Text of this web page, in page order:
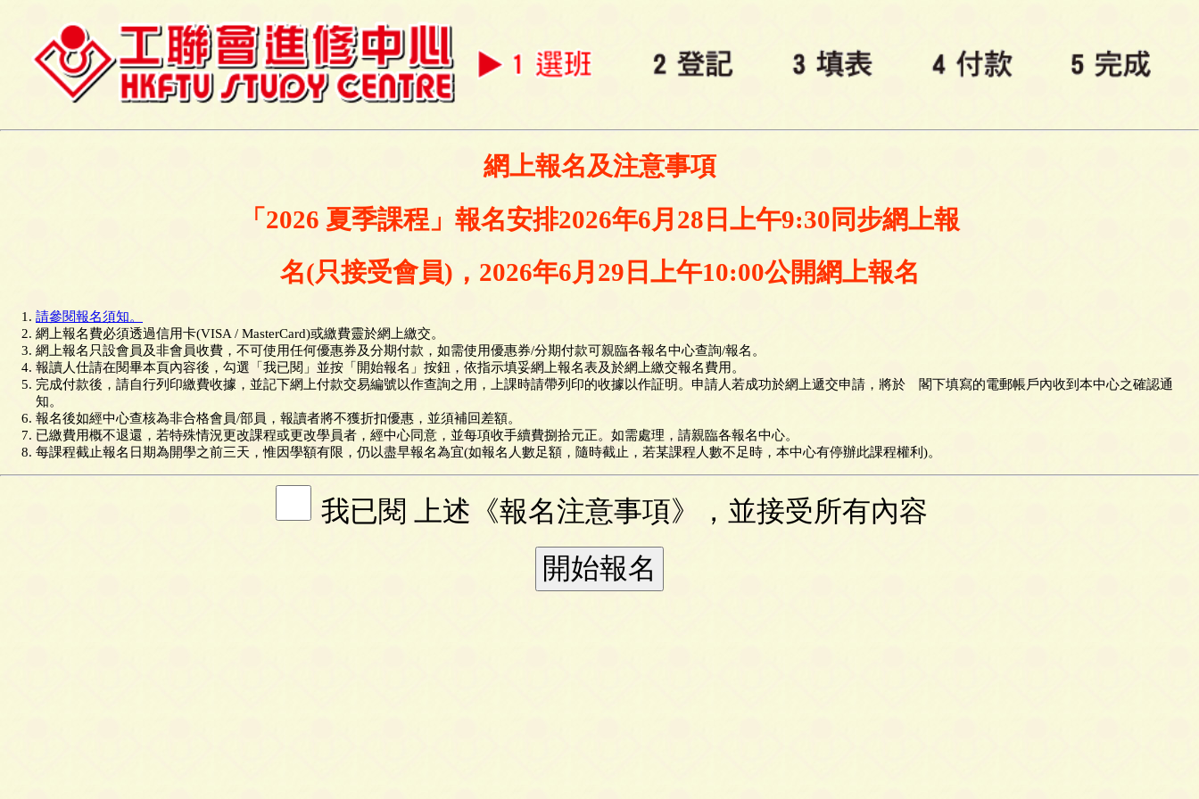
網上報名及注意事項
「2026 夏季課程」報名安排2026年6月28日上午9:30同步網上報
名(只接受會員)，2026年6月29日上午10:00公開網上報名
請參閱報名須知。
網上報名費必須透過信用卡(VISA / MasterCard)或繳費靈於網上繳交。
網上報名只設會員及非會員收費，不可使用任何優惠券及分期付款，如需使用優惠券/分期付款可親臨各報名中心查詢/報名。
報讀人仕請在閱畢本頁內容後，勾選「我已閱」並按「開始報名」按鈕，依指示填妥網上報名表及於網上繳交報名費用。
完成付款後，請自行列印繳費收據，並記下網上付款交易編號以作查詢之用，上課時請帶列印的收據以作証明。申請人若成功於網上遞交申請，將於 閣下填寫的電郵帳戶內收到本中心之確認通
知。
報名後如經中心查核為非合格會員/部員，報讀者將不獲折扣優惠，並須補回差額。
已繳費用概不退還，若特殊情況更改課程或更改學員者，經中心同意，並每項收手續費捌拾元正。如需處理，請親臨各報名中心。
每課程截止報名日期為開學之前三天，惟因學額有限，仍以盡早報名為宜(如報名人數足額，隨時截止，若某課程人數不足時，本中心有停辦此課程權利)。
我已閱 上述《報名注意事項》，並接受所有內容